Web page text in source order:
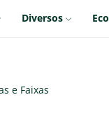
Diversos Eco
e Faixas